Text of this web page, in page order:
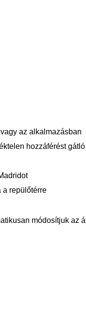
az alkalmazásban
hozzáférést
a repülőtérre
módosítjuk az